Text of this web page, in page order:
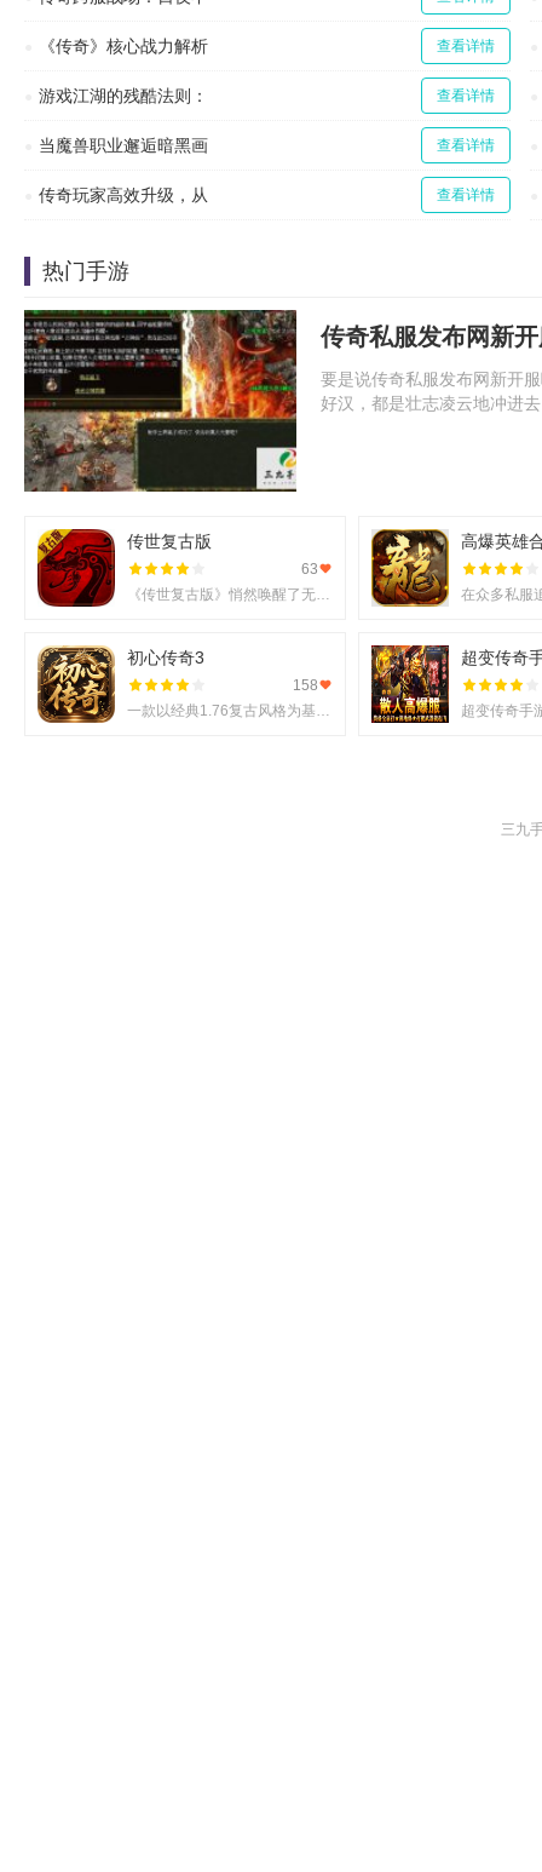
查看详情
《传奇》核心战力解析
查看详情
游戏江湖的残酷法则：
查看详情
当魔兽职业邂逅暗黑画
查看详情
传奇玩家高效升级，从
热门手游
传奇私服发布网新
要是说传奇私服发布网新开
好汉，都是壮志凌云地冲进
传世复古版
《传世复古版》悄然唤醒了无数老玩家的热血记忆，它不仅还原了那份熟悉的战斗激情，更在移动端上实现了诸多
63
高爆英雄
初心传奇3
一款以经典1.76复古风格为基调的《初心传奇3》悄然进入玩家视野。它不仅仅是对过往记忆的简单复刻，更是在
158
超变传奇
三九